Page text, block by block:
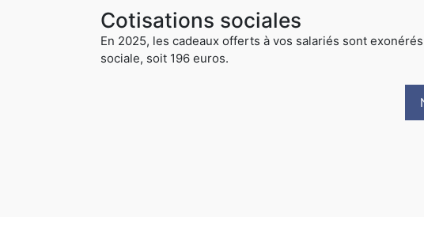
Cotisations sociales
En 2025, les cadeaux offerts à vos salariés sont
sociale, soit 196 euros.